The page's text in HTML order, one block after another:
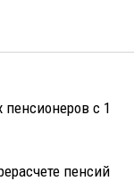
с 1
пенсий